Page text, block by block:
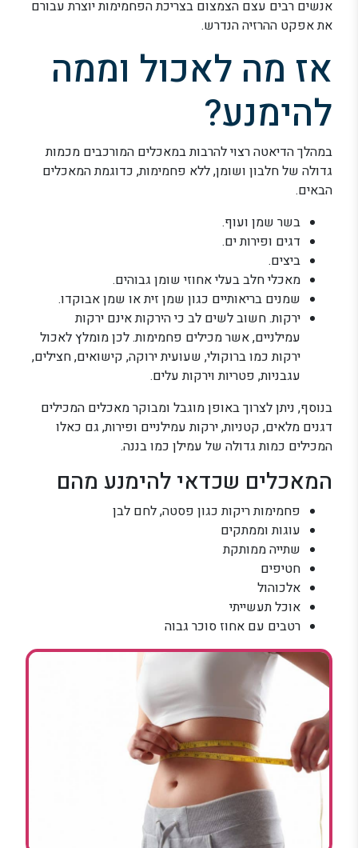
אנשים רבים עצם הצמצום בצריכת הפחמימות יוצרת עבורם
את אפקט ההרזיה הנדרש.
אז מה לאכול וממה
להימנע?
במהלך הדיאטה רצוי להרבות במאכלים המורכבים מכמות
גדולה של חלבון ושומן, ללא פחמימות, כדוגמת המאכלים
הבאים.
בשר שמן ועוף.
דגים ופירות ים.
ביצים.
מאכלי חלב בעלי אחוזי שומן גבוהים.
שמנים בריאותיים כגון שמן זית או שמן אבוקדו.
ירקות. חשוב לשים לב כי הירקות אינם ירקות
עמילניים, אשר מכילים פחמימות. לכן מומלץ לאכול
ירקות כמו ברוקולי, שעועית ירוקה, קישואים, חצילים,
עגבניות, פטריות וירקות עלים.
בנוסף, ניתן לצרוך באופן מוגבל ומבוקר מאכלים המכילים
דגנים מלאים, קטניות, ירקות עמילניים ופירות, גם כאלו
המכילים כמות גדולה של עמילן כמו בננה.
המאכלים שכדאי להימנע מהם
פחמימות ריקות כגון פסטה, לחם לבן
עוגות וממתקים
שתייה ממותקת
חטיפים
אלכוהול
אוכל תעשייתי
רטבים עם אחוז סוכר גבוה